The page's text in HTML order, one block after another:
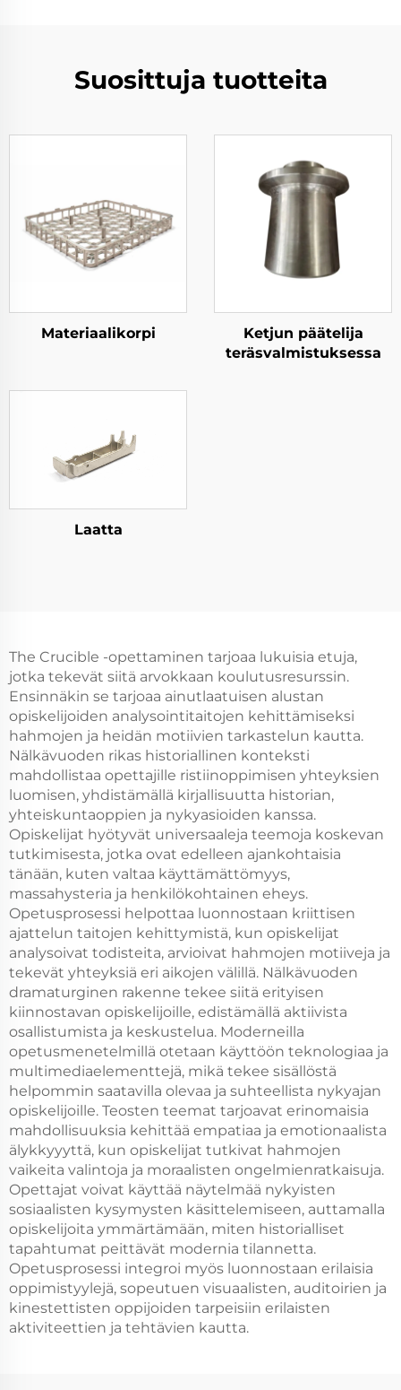
Suosittuja tuotteita
Materiaalikorpi
Ketjun päätelija
teräsvalmistuksessa
Laatta
The Crucible -opettaminen tarjoaa lukuisia etuja,
jotka tekevät siitä arvokkaan koulutusresurssin.
Ensinnäkin se tarjoaa ainutlaatuisen alustan
opiskelijoiden analysointitaitojen kehittämiseksi
hahmojen ja heidän motiivien tarkastelun kautta.
Nälkävuoden rikas historiallinen konteksti
mahdollistaa opettajille ristiinoppimisen yhteyksien
luomisen, yhdistämällä kirjallisuutta historian,
yhteiskuntaoppien ja nykyasioiden kanssa.
Opiskelijat hyötyvät universaaleja teemoja koskevan
tutkimisesta, jotka ovat edelleen ajankohtaisia
tänään, kuten valtaa käyttämättömyys,
massahysteria ja henkilökohtainen eheys.
Opetusprosessi helpottaa luonnostaan kriittisen
ajattelun taitojen kehittymistä, kun opiskelijat
analysoivat todisteita, arvioivat hahmojen motiiveja ja
tekevät yhteyksiä eri aikojen välillä. Nälkävuoden
dramaturginen rakenne tekee siitä erityisen
kiinnostavan opiskelijoille, edistämällä aktiivista
osallistumista ja keskustelua. Moderneilla
opetusmenetelmillä otetaan käyttöön teknologiaa ja
multimediaelementtejä, mikä tekee sisällöstä
helpommin saatavilla olevaa ja suhteellista nykyajan
opiskelijoille. Teosten teemat tarjoavat erinomaisia
mahdollisuuksia kehittää empatiaa ja emotionaalista
älykkyyyttä, kun opiskelijat tutkivat hahmojen
vaikeita valintoja ja moraalisten ongelmienratkaisuja.
Opettajat voivat käyttää näytelmää nykyisten
sosiaalisten kysymysten käsittelemiseen, auttamalla
opiskelijoita ymmärtämään, miten historialliset
tapahtumat peittävät modernia tilannetta.
Opetusprosessi integroi myös luonnostaan erilaisia
oppimistyylejä, sopeutuen visuaalisten, auditoirien ja
kinestettisten oppijoiden tarpeisiin erilaisten
aktiviteettien ja tehtävien kautta.